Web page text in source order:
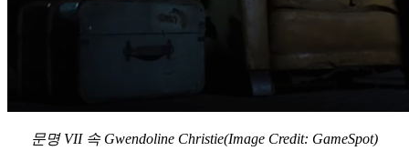
문명 VII 속 Gwendoline Christie(Image Credit: GameSpot)